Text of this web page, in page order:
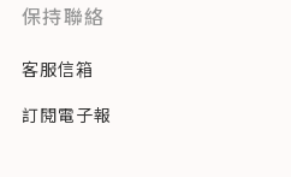
保持聯絡
客服信箱
訂閱電子報